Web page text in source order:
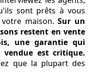
sont prêts à vous
votre maison.Sur un
restent en vente
une garantie qui
vendue est critique.
que la plupart des